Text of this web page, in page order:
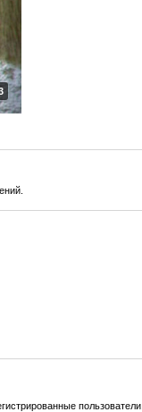
пользователи.